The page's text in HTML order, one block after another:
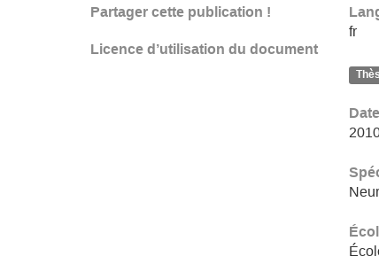
Partager cette publication !
Licence d’utilisation du document
fr